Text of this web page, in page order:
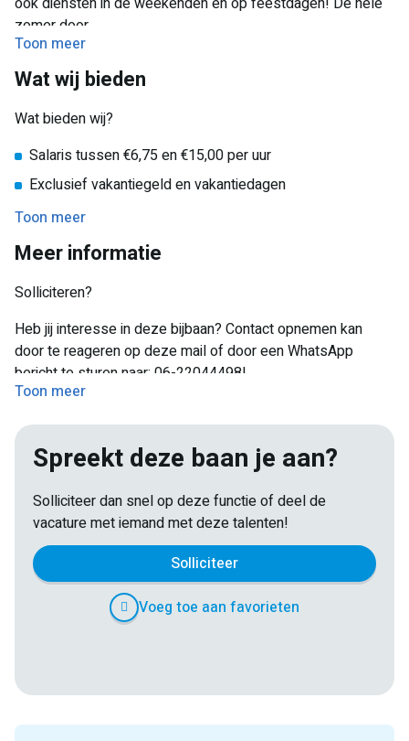
zomer door.
09:30 – 19:30 uur (bij sluiting park om 19:00 uur)
Toon meer
Wat wij bieden
Wat bieden wij?
Salaris tussen €6,75 en €15,00 per uur
Exclusief vakantiegeld en vakantiedagen
Gratis vervoer naar het park
Werken in een gezellig team
Er rijdt gratis vervoer vanaf: Almere, Lelystad, Zwolle,
Kampen, Dronten, Biddinghuizen, Amersfoort, Zeewolde en
Harderwijk.
Toon meer
Meer informatie
Solliciteren?
Heb jij interesse in deze bijbaan? Contact opnemen kan
door te reageren op deze mail of door een WhatsApp
bericht te sturen naar: 06-22044498!
Toon meer
Spreekt deze baan je aan?
Solliciteer dan snel op deze functie of deel de
vacature met iemand met deze talenten!
Solliciteer
Voeg toe aan favorieten